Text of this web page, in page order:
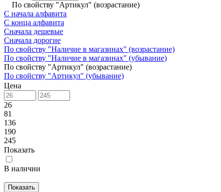
По свойству "Артикул" (возрастание)
С начала алфавита
С конца алфавита
Сначала дешевые
Сначала дорогие
По свойству "Наличие в магазинах" (возрастание)
По свойству "Наличие в магазинах" (убывание)
По свойству "Артикул" (возрастание)
По свойству "Артикул" (убывание)
Цена
26
81
136
190
245
Показать
В наличии
Показать